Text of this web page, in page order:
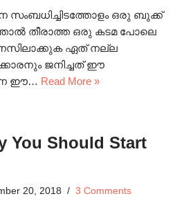
സംബധിച്ചിടത്തോളം ഒരു ബുക്ക്‌
തീരാത്ത ഒരു കടമ പോലെ
ഏത് നല്ല
ജനിച്ചത് ഈ
ഈ… Read More »
You Should Start
20, 2018 3 Comments